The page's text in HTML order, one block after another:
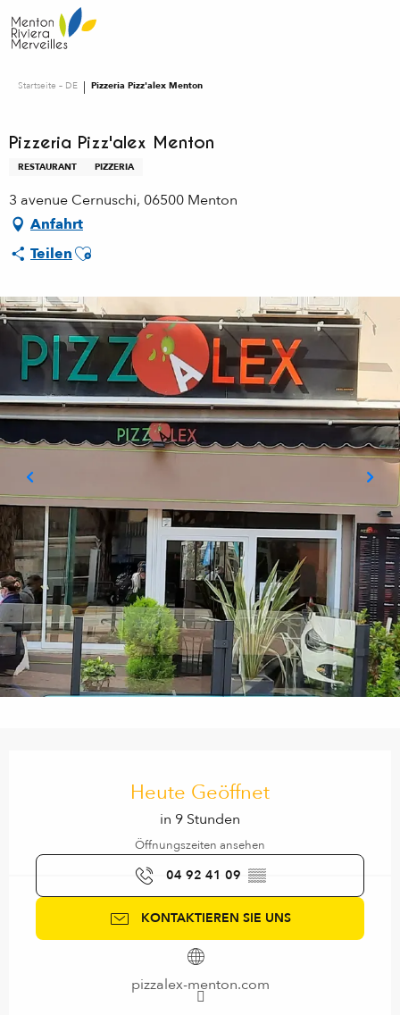
au
contenu
Startseite – DE Pizzeria Pizz'alex Menton
Pizzeria Pizz'alex Menton
RESTAURANT PIZZERIA
3 avenue Cernuschi, 06500 Menton
Anfahrt
TeilenAjouter aux favoris
Heute Geöffnet
in 9 Stunden
Öffnungszeiten ansehen
04 92 41 09 ▒▒
KONTAKTIEREN SIE UNS
pizzalex-menton.com